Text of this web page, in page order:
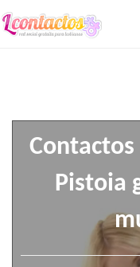
Contactos
Pistoia